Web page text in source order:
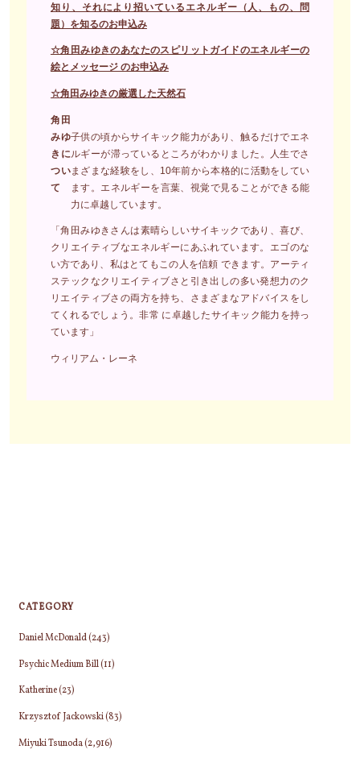
知り、それにより招いているエネルギー（人、もの、問
題）を知るのお申込み
☆角田みゆきのあなたのスピリットガイドのエネルギーの
絵とメッセージ のお申込み
☆角田みゆきの厳選した天然石
角田
みゆ
きに
つい
て
子供の頃からサイキック能力があり、触るだけでエネ
ルギーが滞っているところがわかりました。人生でさ
まざまな経験をし、10年前から本格的に活動をしてい
ます。エネルギーを言葉、視覚で見ることができる能
力に卓越しています。
「角田みゆきさんは素晴らしいサイキックであり、喜び、
クリエイティブなエネルギーにあふれています。エゴのな
い方であり、私はとてもこの人を信頼 できます。アーティ
ステックなクリエイティブさと引き出しの多い発想力のク
リエイティブさの両方を持ち、さまざまなアドバイスをし
てくれるでしょう。非常 に卓越したサイキック能力を持っ
ています」
ウィリアム・レーネ
CATEGORY
Daniel McDonald(243)
Psychic Medium Bill(11)
Katherine(23)
Krzysztof Jackowski(83)
Miyuki Tsunoda(2,916)